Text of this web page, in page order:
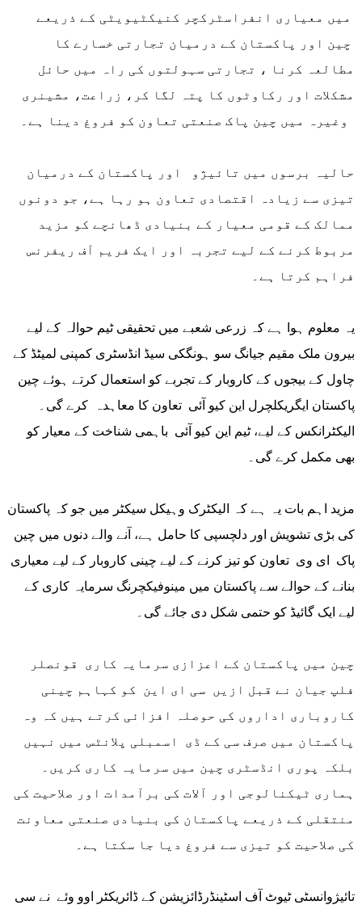
میں معیاری انفراسٹرکچر کنیکٹیویٹی کے ذریعے
چین اور پاکستان کے درمیان تجارتی خسارے کا
مطالعہ کرنا ، تجارتی سہولتوں کی راہ میں حائل
مشکلات اور رکاوٹوں کا پتہ لگا کر، زراعت، مشینری
حالیہ برسوں میں تائیژو اور پاکستان کے درمیان
تیزی سے زیادہ اقتصادی تعاون ہو رہا ہے، جو دونوں
ممالک کے قومی معیار کے بنیادی ڈھانچے کو مزید
مربوط کرنے کے لیے تجربہ اور ایک فریم آف ریفرنس
فراہم کرتا ہے۔
یہ معلوم ہوا ہے کہ زرعی شعبے میں تحقیقی ٹیم حوالہ کے لیے
بیرون ملک مقیم جیانگ سو ہونگکی سیڈ انڈسٹری کمپنی لمیٹڈ کے
چاول کے بیجوں کے کاروبار کے تجربے کو استعمال کرتے ہوئے چین
پاکستان ایگریکلچرل این کیو آئی تعاون کا معاہدہ کرے گی۔
الیکٹرانکس کے لیے، ٹیم این کیو آئی باہمی شناخت کے معیار کو
بھی مکمل کرے گی۔
مزید اہم بات یہ ہے کہ الیکٹرک وہیکل سیکٹر میں جو کہ پاکستان
کی بڑی تشویش اور دلچسپی کا حامل ہے، آنے والے دنوں میں چین
پاک ای وی تعاون کو تیز کرنے کے لیے چینی کاروبار کے لیے معیاری
بنانے کے حوالے سے پاکستان میں مینوفیکچرنگ سرمایہ کاری کے
لیے ایک گائیڈ کو حتمی شکل دی جائے گی۔
فلپ جیان نے قبل ازیں سی ای این کو کہاہم چینی
کاروباری اداروں کی حوصلہ افزائی کرتے ہیں کہ وہ
پاکستان میں صرف سی کے ڈی اسمبلی پلانٹس میں نہیں
بلکہ پوری انڈسٹری چین میں سرمایہ کاری کریں۔
ہماری ٹیکنالوجی اور آلات کی برآمدات اور صلاحیت کی
منتقلی کے ذریعے پاکستان کی بنیادی صنعتی معاونت
کی صلاحیت کو تیزی سے فروغ دیا جا سکتا ہے۔